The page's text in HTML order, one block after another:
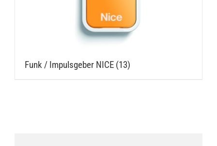
Funk / Impulsgeber NICE (13)